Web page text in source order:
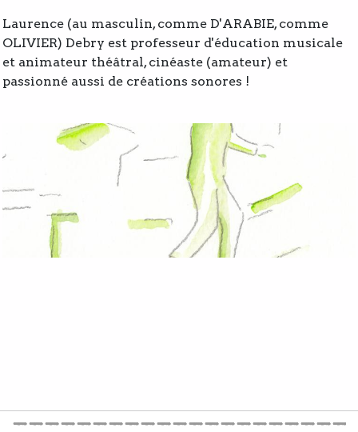
Laurence (au masculin, comme D'ARABIE, comme
OLIVIER) Debry est professeur d'éducation musicale
et animateur théâtral, cinéaste (amateur) et
passionné aussi de créations sonores !